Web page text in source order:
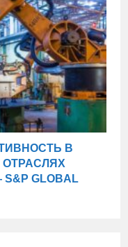
В
GLOBAL